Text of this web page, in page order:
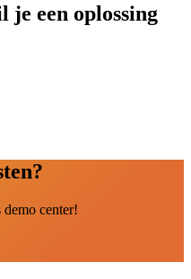
je een oplossing
center!